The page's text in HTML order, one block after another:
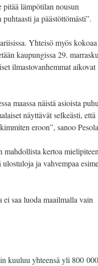
pitää lämpötilan nousun
ja päästöttömästi”.
Yhteisö myös kokoaa
kaupungissa 29.
ilmastovanhemmat aikovat
maassa näistä asioista
näyttävät selkeästi, että
eroon”, sanoo
mahdollista kertoa
ja vahvempaa
ei saa luoda maailmalla vain
kuuluu yhteensä yli 800 000